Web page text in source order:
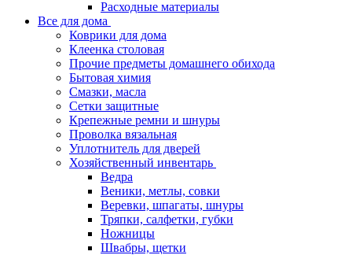
Расходные материалы
Все для дома
Коврики для дома
Клеенка столовая
Прочие предметы домашнего обихода
Бытовая химия
Смазки, масла
Сетки защитные
Крепежные ремни и шнуры
Проволка вязальная
Уплотнитель для дверей
Хозяйственный инвентарь
Ведра
Веники, метлы, совки
Веревки, шпагаты, шнуры
Тряпки, салфетки, губки
Ножницы
Швабры, щетки